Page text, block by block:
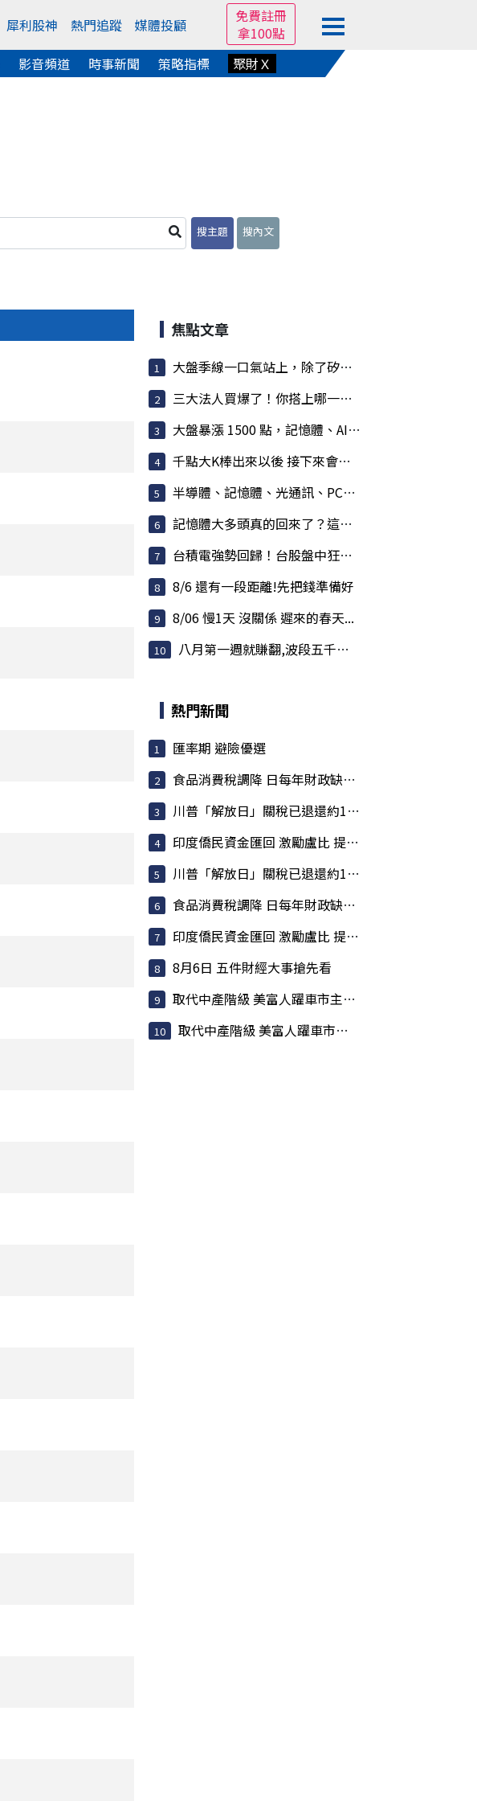
犀利股神 熱門追蹤 媒體投顧
免費註冊
拿100點
影音頻道 時事新聞 策略指標 聚財Ｘ
搜主題 搜內文
焦點文章
大盤季線一口氣站上，除了矽光子跟記憶體，還有...
三大法人買爆了！你搭上哪一班飆股特快車？
大盤暴漲 1500 點，記憶體、AI 狂拉紅燈，牽動這...
千點大K棒出來以後 接下來會發生什麼事情
半導體、記憶體、光通訊、PCB 全面噴發！
記憶體大多頭真的回來了？這波缺貨潮真的會一路...
台積電強勢回歸！台股盤中狂飆逾1500點 光通訊、...
8/6 還有一段距離!先把錢準備好
8/06 慢1天 沒關係 遲來的春天...
八月第一週就賺翻,波段五千點,當沖天天1500點,00...
熱門新聞
匯率期 避險優選
食品消費稅調降 日每年財政缺口估317億美元
川普「解放日」關稅已退還約1000億美元 占已收稅6成
印度僑民資金匯回 激勵盧比 提振匯率大有助益
川普「解放日」關稅已退還約1000億美元 占已收稅6成
食品消費稅調降 日每年財政缺口估317億美元
印度僑民資金匯回 激勵盧比 提振匯率大有助益
8月6日 五件財經大事搶先看
取代中產階級 美富人躍車市主力 反映K型經濟
取代中產階級 美富人躍車市主力 反映K型經濟